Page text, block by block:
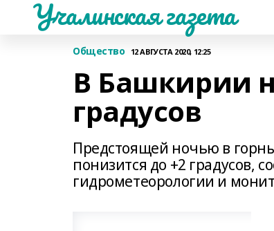
Учалинская газета
Общество 12 АВГУСТА 2020, 12:25
В Башкирии
градусов
Предстоящей ночью в
понизится до +2 градусов,
гидрометеорологии и